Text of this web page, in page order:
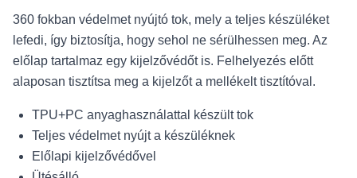
360 fokban védelmet nyújtó tok, mely a teljes készüléket
lefedi, így biztosítja, hogy sehol ne sérülhessen meg. Az
előlap tartalmaz egy kijelzővédőt is. Felhelyezés előtt
alaposan tisztítsa meg a kijelzőt a mellékelt tisztítóval.
TPU+PC anyaghasználattal készült tok
Teljes védelmet nyújt a készüléknek
Előlapi kijelzővédővel